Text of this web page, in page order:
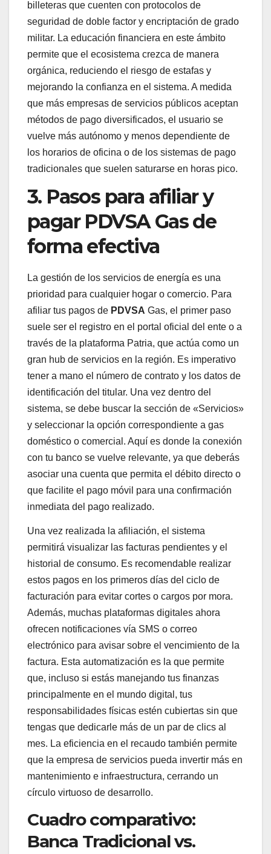
billeteras que cuenten con protocolos de
seguridad de doble factor y encriptación de grado
militar. La educación financiera en este ámbito
permite que el ecosistema crezca de manera
orgánica, reduciendo el riesgo de estafas y
mejorando la confianza en el sistema. A medida
que más empresas de servicios públicos aceptan
métodos de pago diversificados, el usuario se
vuelve más autónomo y menos dependiente de
los horarios de oficina o de los sistemas de pago
tradicionales que suelen saturarse en horas pico.
3. Pasos para afiliar y
pagar PDVSA Gas de
forma efectiva
La gestión de los servicios de energía es una
prioridad para cualquier hogar o comercio. Para
afiliar tus pagos de PDVSA Gas, el primer paso
suele ser el registro en el portal oficial del ente o a
través de la plataforma Patria, que actúa como un
gran hub de servicios en la región. Es imperativo
tener a mano el número de contrato y los datos de
identificación del titular. Una vez dentro del
sistema, se debe buscar la sección de «Servicios»
y seleccionar la opción correspondiente a gas
doméstico o comercial. Aquí es donde la conexión
con tu banco se vuelve relevante, ya que deberás
asociar una cuenta que permita el débito directo o
que facilite el pago móvil para una confirmación
inmediata del pago realizado.
Una vez realizada la afiliación, el sistema
permitirá visualizar las facturas pendientes y el
historial de consumo. Es recomendable realizar
estos pagos en los primeros días del ciclo de
facturación para evitar cortes o cargos por mora.
Además, muchas plataformas digitales ahora
ofrecen notificaciones vía SMS o correo
electrónico para avisar sobre el vencimiento de la
factura. Esta automatización es la que permite
que, incluso si estás manejando tus finanzas
principalmente en el mundo digital, tus
responsabilidades físicas estén cubiertas sin que
tengas que dedicarle más de un par de clics al
mes. La eficiencia en el recaudo también permite
que la empresa de servicios pueda invertir más en
mantenimiento e infraestructura, cerrando un
círculo virtuoso de desarrollo.
Cuadro comparativo:
Banca Tradicional vs.